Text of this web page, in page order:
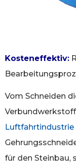
Kosteneffektiv:
Vom Schneiden
Luftfahrtindustrie
für den Steinbau,